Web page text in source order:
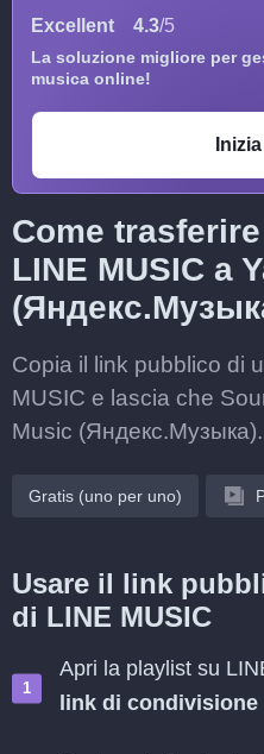
Excellent 4.3/5
La soluzione migliore per
musica online!
Come
LINE MUSIC a
Copia il link pubblico di
MUSIC e lascia che
Music (Яндекс.Музыка).
Gratis (uno per uno)
Usare il link
di LINE MUSIC
Apri la playlist su
link di condivisione